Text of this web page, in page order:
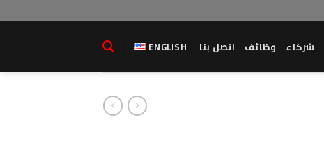
شركاء وظائف اتصل بنا ENGLISH